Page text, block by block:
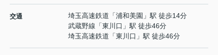
交通 埼玉高速鉄道 「浦和美園 」駅 徒歩14分
武蔵野線 「東川口 」駅 徒歩46分
埼玉高速鉄道 「東川口 」駅 徒歩46分